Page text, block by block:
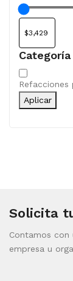
Categoría
Refacciones
Aplicar
Solicita
Contamos con
empresa u